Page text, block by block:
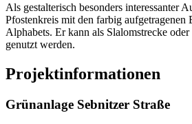
Als gestalterisch besonders interessanter
Pfostenkreis mit den farbig aufgetragenen
Alphabets. Er kann als Slalomstrecke
genutzt werden.
Projektinformationen
Grünanlage Sebnitzer Straße